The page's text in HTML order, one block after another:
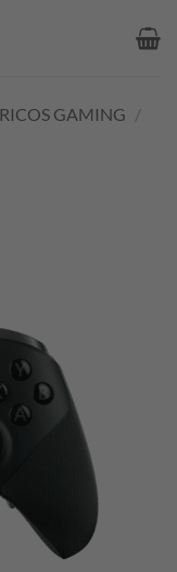
GAMING /